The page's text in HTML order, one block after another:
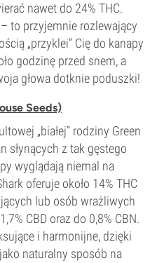
nawet do 24% THC.
to przyjemnie rozlewający
„przyklei” Cię do kanapy
godzinę przed snem, a
głowa dotknie poduszki!
Seeds)
„białej” rodziny Green
słynących z tak gęstego
wyglądają niemal na
oferuje około 14% THC
lub osób wrażliwych
CBD oraz do 0,8% CBN.
i harmonijne, dzięki
naturalny sposób na